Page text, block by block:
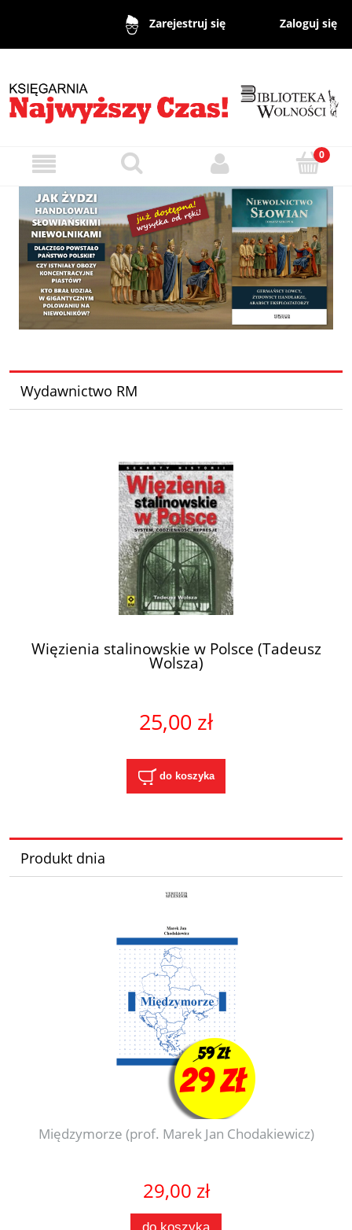
Zarejestruj się Zaloguj się
Wydawnictwo RM
Więzienia stalinowskie w Polsce (Tadeusz
Wolsza)
25,00 zł
do koszyka
Produkt dnia
Międzymorze (prof. Marek Jan Chodakiewicz)
29,00 zł